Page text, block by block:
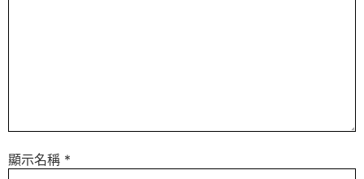
顯示名稱 *